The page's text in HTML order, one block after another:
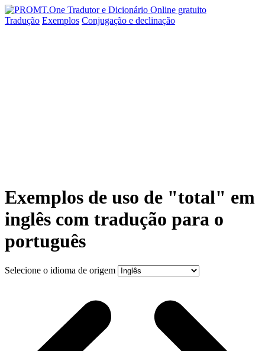
Tradução Exemplos Conjugação e declinação
Exemplos de uso de "total" em
inglês com tradução para o
português
Selecione o idioma de origem